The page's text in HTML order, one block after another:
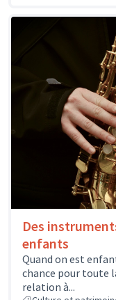
Des
enfants
Quand on est
chance pour toute
relation à...